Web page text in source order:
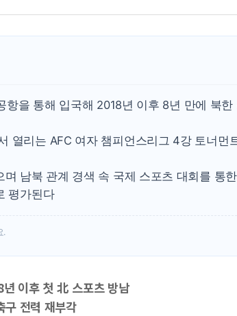
여수 오동도
추미애, '위안
'화합' 꺼낸
항을 통해 입국해 2018년 이후 8년 만에 북한
열리는 AFC 여자 챔피언스리그 4강 토너먼
남북 관계 경색 속 국제 스포츠 대회를 통
평가된다
.
이후 첫 北 스포츠 방남
전력 재부각